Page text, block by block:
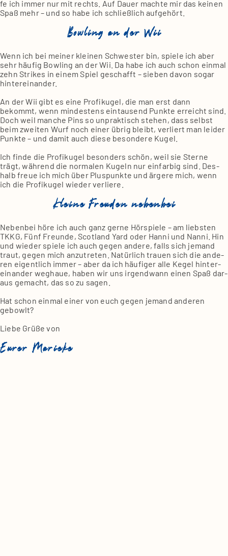
fe ich immer nur mit rechts. Auf Dau­er mach­te mir das kei­nen
Spaß mehr – und so habe ich schließ­lich auf­ge­hört.
Bowling an der Wii
Wenn ich bei mei­ner klei­nen Schwes­ter bin, spie­le ich aber
sehr häu­fig Bow­ling an der Wii. Da habe ich auch schon ein­mal
zehn Strikes in einem Spiel geschafft – sie­ben davon sogar
hin­ter­ein­an­der.
An der Wii gibt es eine Pro­fi­ku­gel, die man erst dann
bekommt, wenn min­des­tens ein­tau­send Punk­te erreicht sind.
Doch weil man­che Pins so unprak­tisch ste­hen, dass selbst
beim zwei­ten Wurf noch einer übrig bleibt, ver­liert man lei­der
Punk­te – und damit auch die­se beson­de­re Kugel.
Ich fin­de die Pro­fi­ku­gel beson­ders schön, weil sie Ster­ne
trägt, wäh­rend die nor­ma­len Kugeln nur ein­far­big sind. Des­
halb freue ich mich über Plus­punk­te und ärge­re mich, wenn
ich die Pro­fi­ku­gel wie­der ver­lie­re.
Kleine Freuden nebenbei
Neben­bei höre ich auch ganz ger­ne Hör­spie­le – am liebs­ten
TKKG, Fünf Freun­de, Scot­land Yard oder Han­ni und Nan­ni. Hin
und wie­der spie­le ich auch gegen ande­re, falls sich jemand
traut, gegen mich anzu­tre­ten. Natür­lich trau­en sich die ande­
ren eigent­lich immer – aber da ich häu­fi­ger alle Kegel hin­ter­
ein­an­der weg­haue, haben wir uns irgend­wann einen Spaß dar­
aus gemacht, das so zu sagen.
Hat schon ein­mal einer von euch gegen jemand ande­ren
gebowlt?
Lie­be Grü­ße von
Eurer Marieke